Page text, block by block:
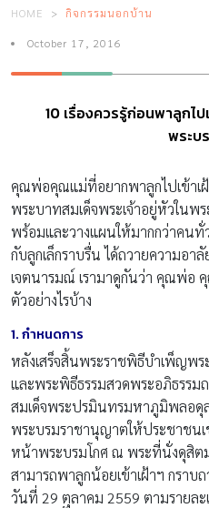
HOME กิจกรรมนอกบ้าน
October 17, 2016
10 เรื่องควรรู้ก่อนพาลูกไ
พระบ
คุณพ่อคุณแม่ที่อยากพาลูกไปเข้าเ
พระบาทสมเด็จพระเจ้าอยู่หัวในพ
พร้อมและวางแผนให้มากกว่าคนทั่
กับลูกเล็กราบรื่น ได้ถวายความอา
เจตนารมณ์ เรามาดูกันว่า คุณพ่อ
ตัวอย่างไรบ้าง
1. กำหนดการ
หลังเสร็จสิ้นพระราชพิธีบำเพ็ญพ
และพระพิธีธรรมสวดพระอภิธรร
สมเด็จพระปรมินทรมหาภูมิพลอดุ
พระบรมราชานุญาตให้ประชาชนเ
หน้าพระบรมโกศ ณ พระที่นั่งดุสิ
สามารถพาลูกน้อยเข้าเฝ้าฯ กรา
วันที่ 29 ตุลาคม 2559 ตามรายละ